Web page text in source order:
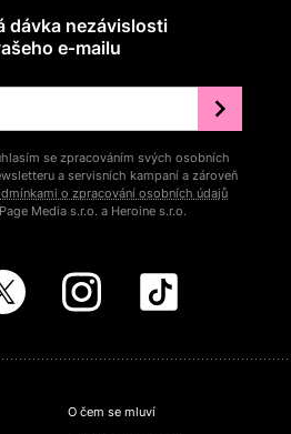
dávka nezávislosti
e‑mailu
se zpracováním svých osobních
a servisních kampaní a zároveň
o zpracování osobních údajů
Media s.r.o. a Heroine s.r.o.
O čem se mluví